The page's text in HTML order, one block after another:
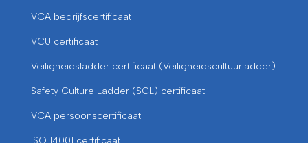
VCA bedrijfscertificaat
VCU certificaat
Veiligheidsladder certificaat (Veiligheidscultuurladder)
Safety Culture Ladder (SCL) certificaat
VCA persoonscertificaat
ISO 14001 certificaat